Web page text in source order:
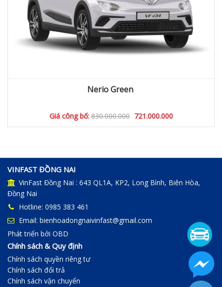
Nerio Green
Giá công bố:830.000.000 721.000.000
VINFAST ĐỒNG NAI
VinFast Đồng Nai : 643 QL1A, KP2, Long Bình, Biên Hòa,
Đồng Nai
Hotline: 0985 383 461
Email: bienhoadongnaivinfast@gmail.com
Phát triển bởi OBD
Chính sách & Quy định
Chính sách quyền riêng tư
Chính sách đổi trả
Chính sách vận chuyển